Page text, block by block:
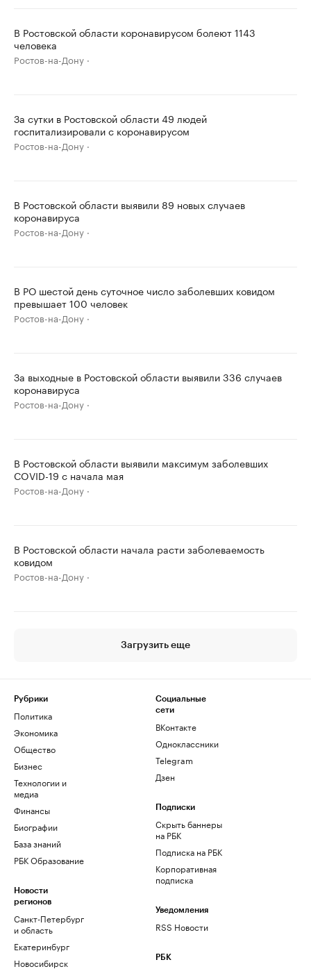
В Ростовской области коронавирусом болеют 1143
человека
Ростов-на-Дону
За сутки в Ростовской области 49 людей
госпитализировали с коронавирусом
Ростов-на-Дону
В Ростовской области выявили 89 новых случаев
коронавируса
Ростов-на-Дону
В РО шестой день суточное число заболевших ковидом
превышает 100 человек
Ростов-на-Дону
За выходные в Ростовской области выявили 336 случаев
коронавируса
Ростов-на-Дону
В Ростовской области выявили максимум заболевших
COVID-19 с начала мая
Ростов-на-Дону
В Ростовской области начала расти заболеваемость
ковидом
Ростов-на-Дону
Загрузить еще
Рубрики
Политика
Экономика
Общество
Бизнес
Технологии и
медиа
Финансы
Биографии
База знаний
РБК Образование
Новости
регионов
Санкт-Петербург
и область
Екатеринбург
Новосибирск
Социальные
сети
ВКонтакте
Одноклассники
Telegram
Дзен
Подписки
Скрыть баннеры
на РБК
Подписка на РБК
Корпоративная
подписка
Уведомления
RSS Новости
РБК